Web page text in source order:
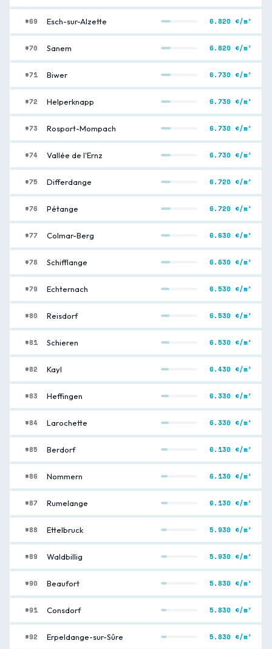
#69 Esch-sur-Alzette 6.820 €/m²
#70 Sanem 6.820 €/m²
#71 Biwer 6.730 €/m²
#72 Helperknapp 6.730 €/m²
#73 Rosport-Mompach 6.730 €/m²
#74 Vallée de l'Ernz 6.730 €/m²
#75 Differdange 6.720 €/m²
#76 Pétange 6.720 €/m²
#77 Colmar-Berg 6.630 €/m²
#78 Schifflange 6.630 €/m²
#79 Echternach 6.530 €/m²
#80 Reisdorf 6.530 €/m²
#81 Schieren 6.530 €/m²
#82 Kayl 6.430 €/m²
#83 Heffingen 6.330 €/m²
#84 Larochette 6.330 €/m²
#85 Berdorf 6.130 €/m²
#86 Nommern 6.130 €/m²
#87 Rumelange 6.130 €/m²
#88 Ettelbruck 5.930 €/m²
#89 Waldbillig 5.930 €/m²
#90 Beaufort 5.830 €/m²
#91 Consdorf 5.830 €/m²
#92 Erpeldange-sur-Sûre 5.830 €/m²